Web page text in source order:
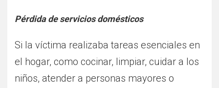
Pérdida de servicios domésticos
Si la víctima realizaba tareas esenciales en
el hogar, como cocinar, limpiar, cuidar a los
niños, atender a personas mayores o